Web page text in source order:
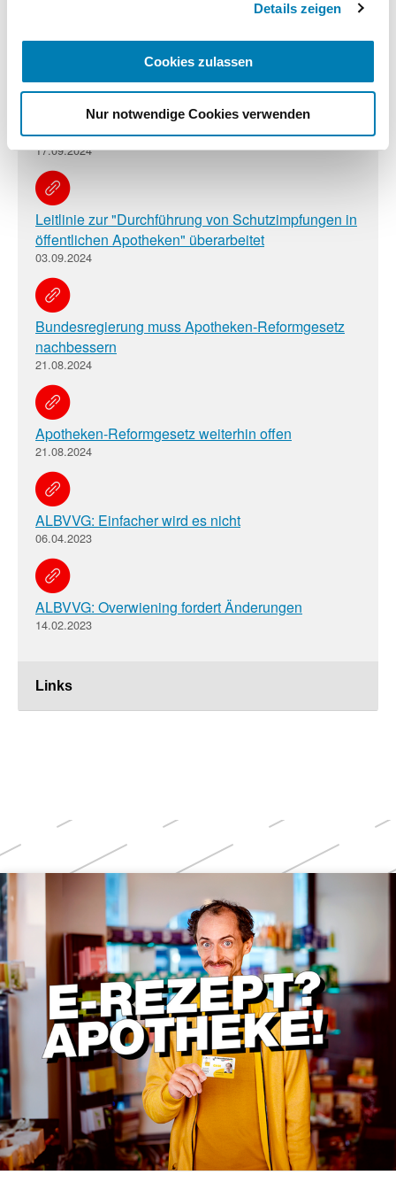
Details zeigen
Cookies zulassen
Nur notwendige Cookies verwenden
Links
23.09.2024
BILD et al. berichten über Lieferengpässe vor der
Erkältungssaison
17.09.2024
Leitlinie zur "Durchführung von Schutzimpfungen in
öffentlichen Apotheken" überarbeitet
03.09.2024
Bundesregierung muss Apotheken-Reformgesetz
nachbessern
21.08.2024
Apotheken-Reformgesetz weiterhin offen
21.08.2024
ALBVVG: Einfacher wird es nicht
06.04.2023
ALBVVG: Overwiening fordert Änderungen
14.02.2023
Weitere
Themen